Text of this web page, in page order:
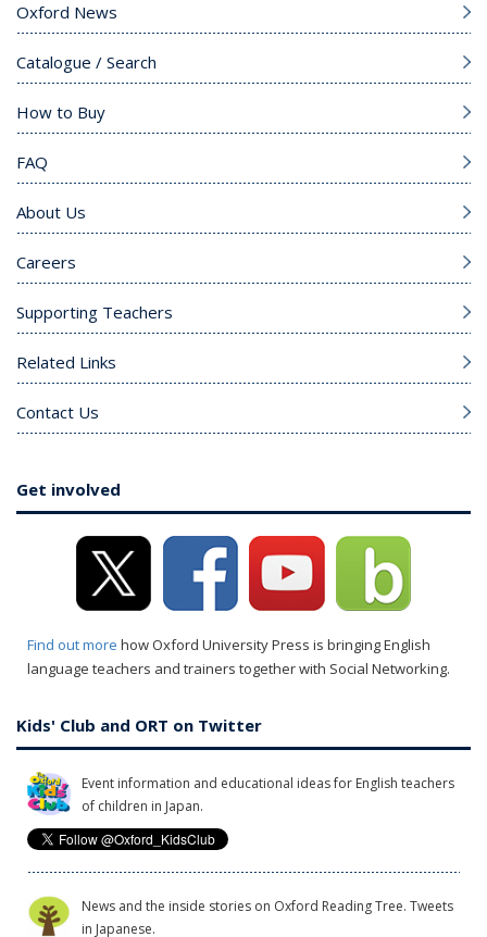
Oxford News
Catalogue / Search
How to Buy
FAQ
About Us
Careers
Supporting Teachers
Related Links
Contact Us
Get involved
Find out more how Oxford University Press is bringing English
language teachers and trainers together with Social Networking.
Kids' Club and ORT on Twitter
Event information and educational ideas for English teachers
of children in Japan.
News and the inside stories on Oxford Reading Tree. Tweets
in Japanese.